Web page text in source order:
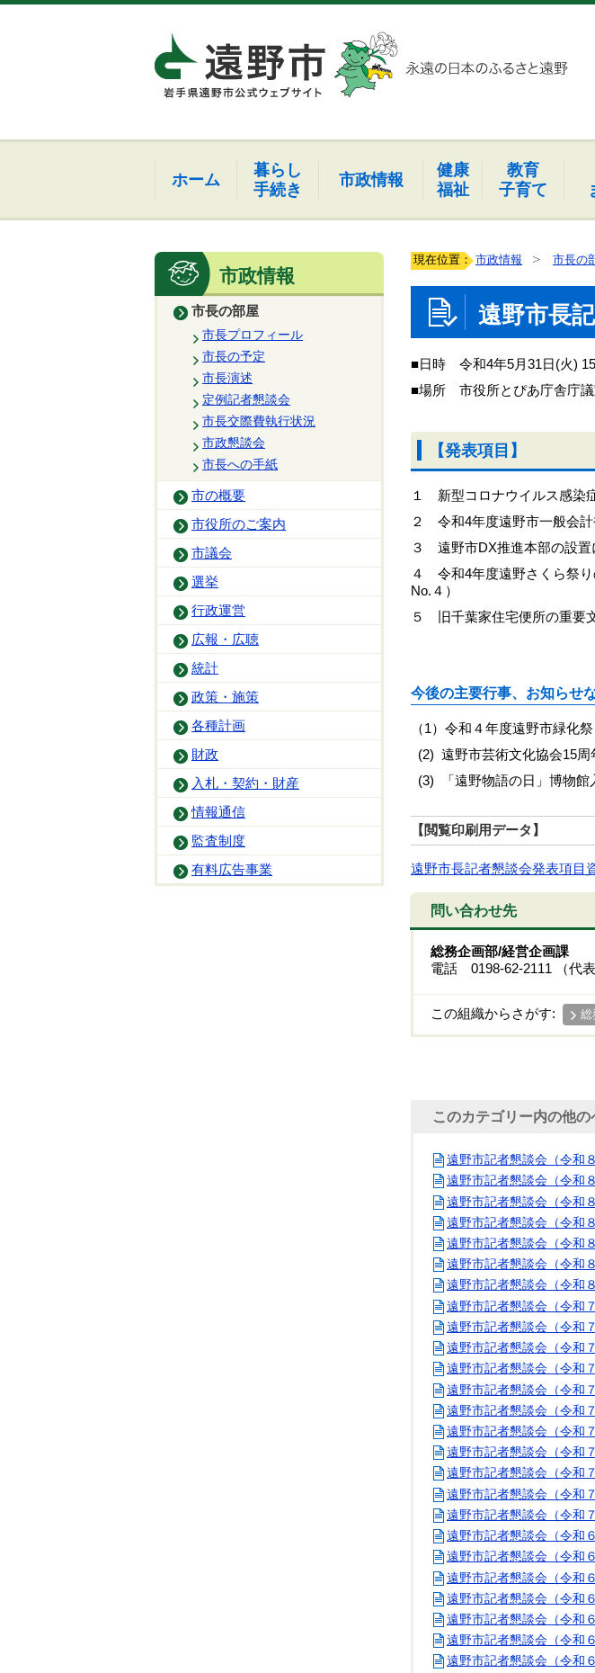
ホーム
暮らし
手続き
市政情報
健康
福祉
教育
子育て
市政情報
市長の部屋
市長プロフィール
市長の予定
市長演述
定例記者懇談会
市長交際費執行状況
市政懇談会
市長への手紙
市の概要
市役所のご案内
市議会
選挙
行政運営
広報・広聴
統計
政策・施策
各種計画
財政
入札・契約・財産
情報通信
監査制度
有料広告事業
現在位置： 市政情報 市長の
遠野市長
■日時 令和4年5月31日(火)
■場所 市役所とぴあ庁舎庁議
【発表項目】
１ 新型コロナウイルス感染
２ 令和4年度遠野市一般会計
３ 遠野市DX推進本部の設置
４ 令和4年度遠野さくら祭り
No.４）
５ 旧千葉家住宅便所の重要
今後の主要行事、お知らせ
（1）令和４年度遠野市緑化
(2) 遠野市芸術文化協会15周
(3) 「遠野物語の日」博物館
【閲覧印刷用データ】
遠野市長記者懇談会発表項目
問い合わせ先
総務企画部/経営企画課
電話 0198-62-2111 （代表
この組織からさがす: 総
このカテゴリー内の他の
遠野市記者懇談会（令和
遠野市記者懇談会（令和
遠野市記者懇談会（令和
遠野市記者懇談会（令和
遠野市記者懇談会（令和
遠野市記者懇談会（令和
遠野市記者懇談会（令和
遠野市記者懇談会（令和
遠野市記者懇談会（令和
遠野市記者懇談会（令和
遠野市記者懇談会（令和
遠野市記者懇談会（令和
遠野市記者懇談会（令和
遠野市記者懇談会（令和
遠野市記者懇談会（令和
遠野市記者懇談会（令和
遠野市記者懇談会（令和
遠野市記者懇談会（令和
遠野市記者懇談会（令和
遠野市記者懇談会（令和
遠野市記者懇談会（令和
遠野市記者懇談会（令和
遠野市記者懇談会（令和
遠野市記者懇談会（令和
遠野市記者懇談会（令和